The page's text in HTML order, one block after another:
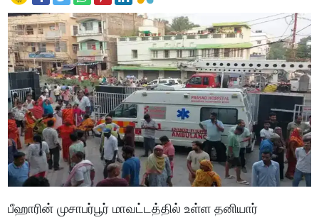
பீஹாரின் முசாபர்பூர் மாவட்டத்தில் உள்ள தனியார்